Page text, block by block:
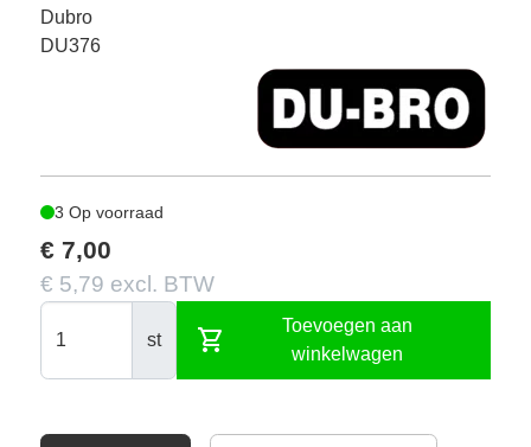
Dubro
DU376
3 Op voorraad
€ 7,00
€ 5,79 excl. BTW
st shopping_cart
Toevoegen aan
winkelwagen